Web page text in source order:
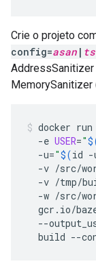
Crie o projeto
config=asan |
AddressSanitizer
MemorySanitizer
docker run
-e USER="
-u="$(id -
-v /src/
-v /tmp/
-w /src/
gcr.io/
--
build --